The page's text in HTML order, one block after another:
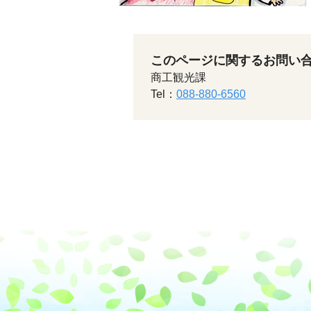
このページに関するお問い
商工観光課
Tel： 088-880-6560